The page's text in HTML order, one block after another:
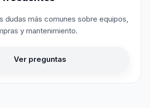
dudas más comunes sobre equipos,
y mantenimiento.
Ver preguntas